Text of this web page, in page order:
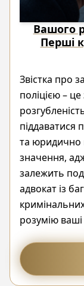
Вашого
Перші
Звістка про
поліцією –
піддаватися
та юридично
значення,
залежить
адвокат із
розумію